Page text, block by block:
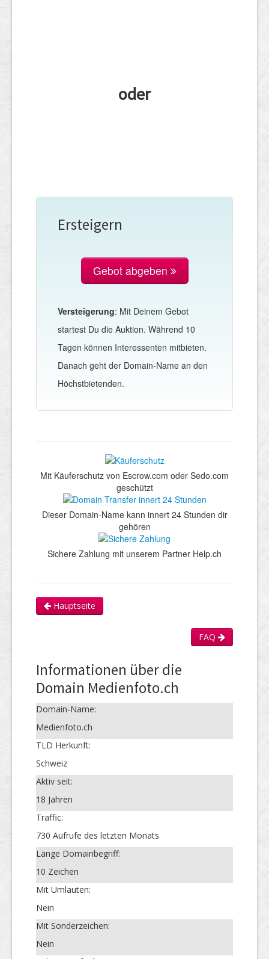
oder
Ersteigern
Gebot abgeben
Versteigerung: Mit Deinem Gebot
startest Du die Auktion. Während 10
Tagen können Interessenten mitbieten.
Danach geht der Domain-Name an den
Höchstbietenden.
Mit Käuferschutz von Escrow.com oder Sedo.com
geschützt
Dieser Domain-Name kann innert 24 Stunden dir
gehören
Sichere Zahlung mit unserem Partner Help.ch
Hauptseite
FAQ
Informationen über die
Domain Medienfoto.ch
Domain-Name:
Medienfoto.ch
TLD Herkunft:
Schweiz
Aktiv seit:
18 Jahren
Traffic:
730 Aufrufe des letzten Monats
Länge Domainbegriff:
10 Zeichen
Mit Umlauten:
Nein
Mit Sonderzeichen:
Nein